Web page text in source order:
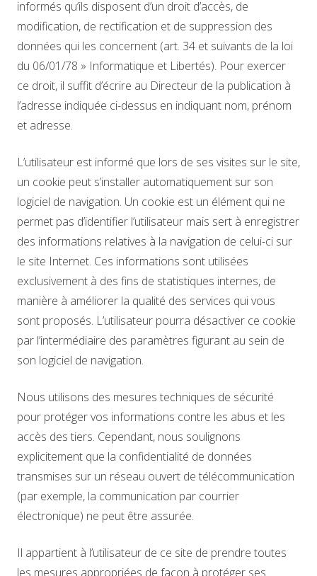
informés qu’ils disposent d’un droit d’accès, de
modification, de rectification et de suppression des
données qui les concernent (art. 34 et suivants de la loi
du 06/01/78 » Informatique et Libertés). Pour exercer
ce droit, il suffit d’écrire au Directeur de la publication à
l’adresse indiquée ci-dessus en indiquant nom, prénom
et adresse.
L’utilisateur est informé que lors de ses visites sur le site,
un cookie peut s’installer automatiquement sur son
logiciel de navigation. Un cookie est un élément qui ne
permet pas d’identifier l’utilisateur mais sert à enregistrer
des informations relatives à la navigation de celui-ci sur
le site Internet. Ces informations sont utilisées
exclusivement à des fins de statistiques internes, de
manière à améliorer la qualité des services qui vous
sont proposés. L’utilisateur pourra désactiver ce cookie
par l’intermédiaire des paramètres figurant au sein de
son logiciel de navigation.
Nous utilisons des mesures techniques de sécurité
pour protéger vos informations contre les abus et les
accès des tiers. Cependant, nous soulignons
explicitement que la confidentialité de données
transmises sur un réseau ouvert de télécommunication
(par exemple, la communication par courrier
électronique) ne peut être assurée.
Il appartient à l’utilisateur de ce site de prendre toutes
les mesures appropriées de façon à protéger ses